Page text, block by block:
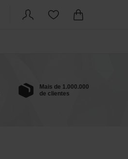
Mais de 1.000.000
de clientes